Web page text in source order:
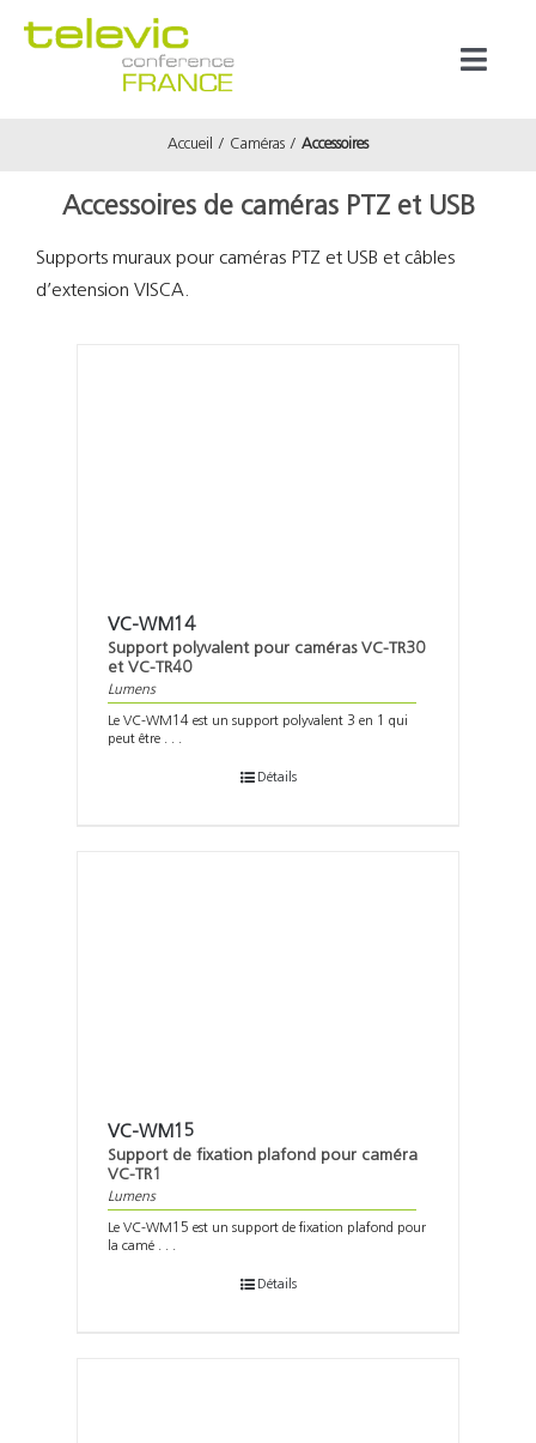
Accueil Caméras Accessoires
Accessoires de caméras PTZ et USB
Supports muraux pour caméras PTZ et USB et câbles
d’extension VISCA.
VC-WM14
Support polyvalent pour caméras VC-TR30
et VC-TR40
Lumens
Le VC-WM14 est un support polyvalent 3 en 1 qui
peut être . . .
Détails
VC-WM15
Support de fixation plafond pour caméra
VC-TR1
Lumens
Le VC-WM15 est un support de fixation plafond pour
la camé . . .
Détails